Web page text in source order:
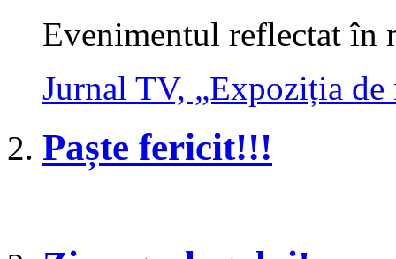
Evenimentul reflectat în
Jurnal TV, „Expoziția
Paște fericit!!!